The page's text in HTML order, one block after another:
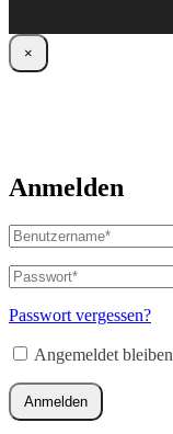
×
Anmelden
Benutzername
oder
E-
Mail-
Adresse*
Passwort*
Erforderlich
Passwort vergessen?
Angemeldet bleiben
Anmelden